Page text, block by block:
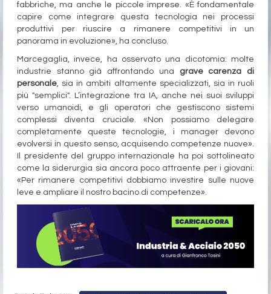
fabbriche, ma anche le piccole imprese. «È fondamentale
capire come integrare questa tecnologia nei processi
produttivi per riuscire a rimanere competitivi in un
panorama in evoluzione», ha concluso.
Marcegaglia, invece, ha osservato una dicotomia: molte
industrie stanno già affrontando una
grave carenza di
personale, sia in ambiti altamente specializzati, sia in ruoli
più "semplici". L’integrazione tra IA, anche nei suoi sviluppi
verso umanoidi, e gli operatori che gestiscono sistemi
complessi diventa cruciale. «Non possiamo delegare
completamente queste tecnologie, i manager devono
evolversi in questo senso, acquisendo competenze nuove».
Il presidente del gruppo internazionale ha poi sottolineato
come la siderurgia sia ancora poco attraente per i giovani:
«Per rimanere competitivi dobbiamo investire sulle nuove
leve e ampliare il nostro bacino di competenze».